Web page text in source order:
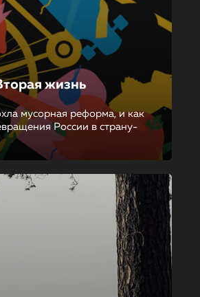
жизнь
мусорная реформа, и как
России в страну-